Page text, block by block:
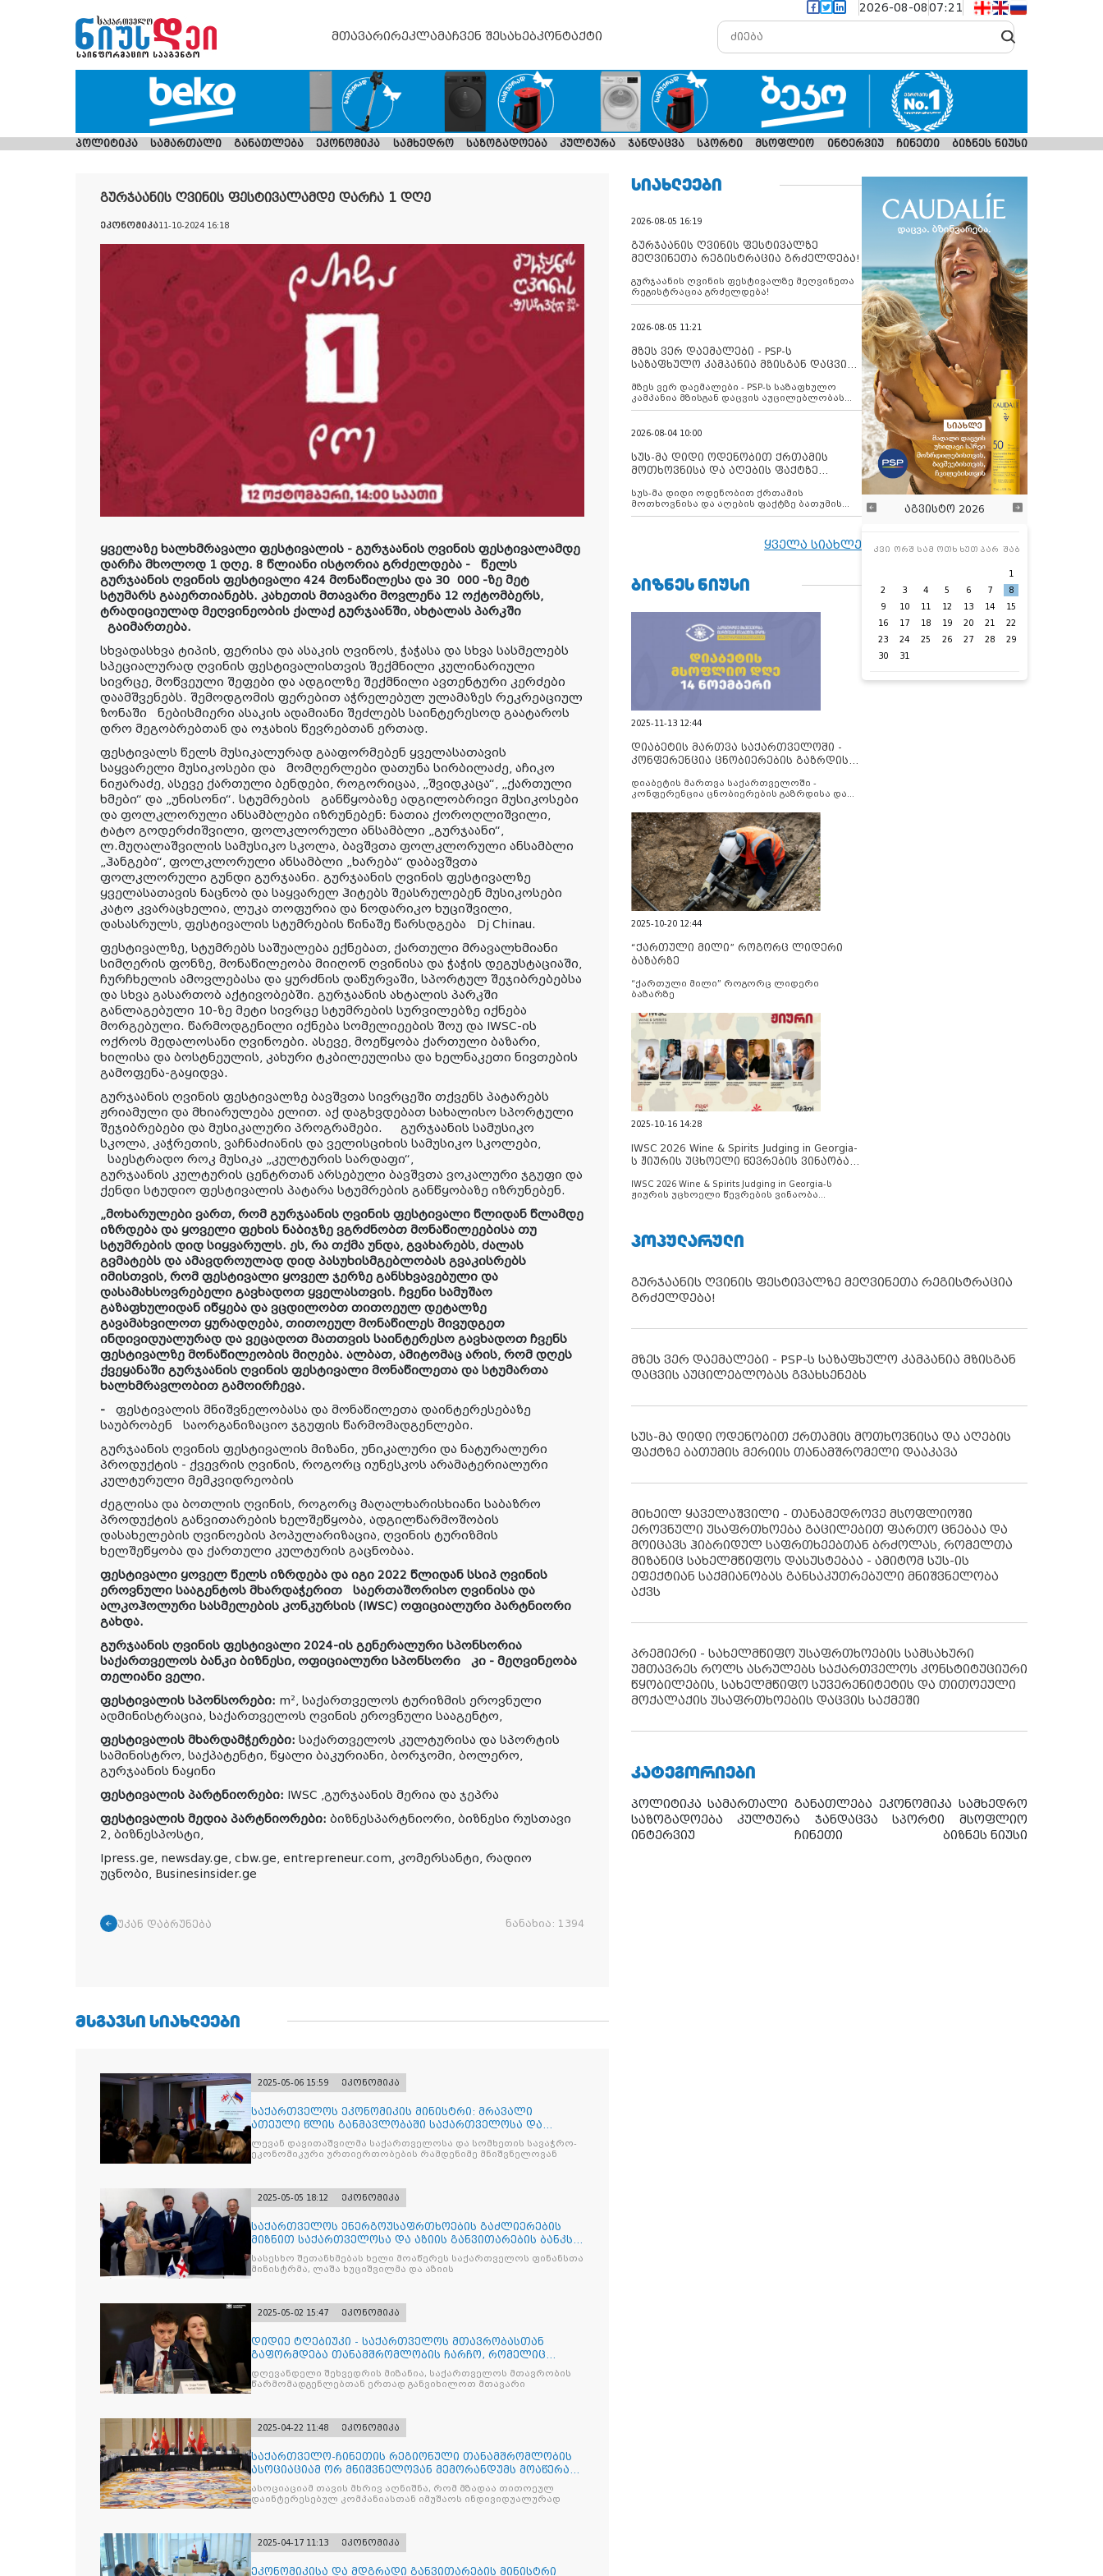
2026-08-0807:21
მთავარირეკლამაჩვენ შესახებკონტაქტი
პოლიტიკა სამართალი განათლება ეკონომიკა სამხედრო საზოგადოება კულტურა ჯანდაცვა სპორტი მსოფლიო ინტერვიუ ჩინეთი ბიზნეს ნიუსი
გურჯაანის ღვინის ფესტივალამდე დარჩა 1 დღე
ეკონომიკა11-10-2024 16:18
ყველაზე ხალხმრავალი ფესტივალის - გურჯაანის ღვინის ფესტივალამდე
დარჩა მხოლოდ 1 დღე. 8 წლიანი ისტორია გრძელდება -
წელს
გურჯაანის ღვინის ფესტივალი 424 მონაწილესა და 30 000 -ზე მეტ
სტუმარს გააერთიანებს. კახეთის მთავარი მოვლენა 12 ოქტომბერს,
ტრადიციულად მეღვინეობის ქალაქ გურჯაანში, ახტალას პარკში
გაიმართება.
სხვადასხვა ტიპის, ფერისა და ასაკის ღვინოს, ჭაჭასა და სხვა სასმელებს
სპეციალურად ღვინის ფესტივალისთვის შექმნილი კულინარიული
სივრცე, მოწვეული შეფები და ადგილზე შექმნილი ავთენტური კერძები
დაამშვენებს. შემოდგომის ფერებით აჭრელებულ ულამაზეს რეკრეაციულ
ზონაში ნებისმიერი ასაკის ადამიანი შეძლებს საინტერესოდ გაატაროს
დრო მეგობრებთან და ოჯახის წევრებთან ერთად.
ფესტივალს წელს მუსიკალურად გააფორმებენ ყველასათავის
საყვარელი მუსიკოსები და მომღერლები დათუნა სირბილაძე, აჩიკო
ნიჟარაძე, ასევე ქართული ბენდები, როგორიცაა, „შვიდკაცა“, „ქართული
ხმები“ და „უნისონი“. სტუმრების განწყობაზე ადგილობრივი მუსიკოსები
და ფოლკლორული ანსამბლები იზრუნებენ: ნათია ქოროღლიშვილი,
ტატო გოდერძიშვილი, ფოლკლორული ანსამბლი „გურჯაანი“,
ლ.მუღალაშვილის სამუსიკო სკოლა, ბავშვთა ფოლკლორული ანსამბლი
„ჰანგები“, ფოლკლორული ანსამბლი „ხარება“ დაბავშვთა
ფოლკლორული გუნდი გურჯაანი. გურჯაანის ღვინის ფესტივალზე
ყველასათავის ნაცნობ და საყვარელ ჰიტებს შეასრულებენ მუსიკოსები
კატო კვარაცხელია, ლუკა თოფურია და ნოდარიკო ხუციშვილი,
დასასრულს, ფესტივალის სტუმრების წინაშე წარსდგება Dj Chinau.
ფესტივალზე, სტუმრებს საშუალება ექნებათ, ქართული მრავალხმიანი
სიმღერის ფონზე, მონაწილეობა მიიღონ ღვინისა და ჭაჭის დეგუსტაციაში,
ჩურჩხელის ამოვლებასა და ყურძნის დაწურვაში, სპორტულ შეჯიბრებებსა
და სხვა გასართობ აქტივობებში. გურჯაანის ახტალის პარკში
განლაგებული 10-ზე მეტი სივრცე სტუმრების სურვილებზე იქნება
მორგებული. წარმოდგენილი იქნება სომელიეების შოუ და IWSC-ის
ოქროს მედალოსანი ღვინოები. ასევე, მოეწყობა ქართული ბაზარი,
ხილისა და ბოსტნეულის, კახური ტკბილეულისა და ხელნაკეთი ნივთების
გამოფენა-გაყიდვა.
გურჯაანის ღვინის ფესტივალზე ბავშვთა სივრცეში თქვენს პატარებს
ჟრიამული და მხიარულება ელით. აქ დაგხვდებათ სახალისო სპორტული
შეჯიბრებები და მუსიკალური პროგრამები.
გურჯაანის სამუსიკო
სკოლა, კაჭრეთის, ვაჩნაძიანის და ველისციხის სამუსიკო სკოლები,
საესტრადო როკ მუსიკა „კულტურის სარდაფი“,
გურჯაანის კულტურის ცენტრთან არსებული ბავშვთა ვოკალური ჯგუფი და
ქენდი სტუდიო ფესტივალის პატარა სტუმრების განწყობაზე იზრუნებენ.
„მოხარულები ვართ, რომ გურჯაანის ღვინის ფესტივალი წლიდან წლამდე
იზრდება და ყოველი ფეხის ნაბიჯზე ვგრძნობთ მონაწილეებისა თუ
სტუმრების დიდ სიყვარულს. ეს, რა თქმა უნდა, გვახარებს, ძალას
გვმატებს და ამავდროულად დიდ პასუხისმგებლობას გვაკისრებს
იმისთვის, რომ ფესტივალი ყოველ ჯერზე განსხვავებული და
დასამახსოვრებელი გავხადოთ ყველასთვის. ჩვენი სამუშაო
გაზაფხულიდან იწყება და ვცდილობთ თითოეულ დეტალზე
გავამახვილოთ ყურადღება, თითოეულ მონაწილეს მივუდგეთ
ინდივიდუალურად და ვეცადოთ მათთვის საინტერესო გავხადოთ ჩვენს
ფესტივალზე მონაწილეობის მიღება. ალბათ, ამიტომაც არის, რომ დღეს
ქვეყანაში გურჯაანის ღვინის ფესტივალი მონაწილეთა და სტუმართა
ხალხმრავლობით გამოირჩევა.
-
ფესტივალის მნიშვნელობასა და მონაწილეთა დაინტერესებაზე
საუბრობენ
საორგანიზაციო ჯგუფის წარმომადგენლები.
გურჯაანის ღვინის ფესტივალის მიზანი, უნიკალური და ნატურალური
პროდუქტის - ქვევრის ღვინის, როგორც იუნესკოს არამატერიალური
კულტურული მემკვიდრეობის
ძეგლისა და ბოთლის ღვინის, როგორც მაღალხარისხიანი საბაზრო
პროდუქტის განვითარების ხელშეწყობა, ადგილწარმოშობის
დასახელების ღვინოების პოპულარიზაცია, ღვინის ტურიზმის
ხელშეწყობა და ქართული კულტურის გაცნობაა.
ფესტივალი ყოველ წელს იზრდება და იგი 2022 წლიდან სსიპ ღვინის
ეროვნული სააგენტოს მხარდაჭერით საერთაშორისო ღვინისა და
ალკოჰოლური სასმელების კონკურსის (IWSC) ოფიციალური პარტნიორი
გახდა.
გურჯაანის ღვინის ფესტივალი 2024-ის გენერალური სპონსორია
საქართველოს ბანკი ბიზნესი, ოფიციალური სპონსორი კი - მეღვინეობა
თელიანი ველი.
ფესტივალის სპონსორები: m², საქართველოს ტურიზმის ეროვნული
ადმინისტრაცია, საქართველოს ღვინის ეროვნული სააგენტო,
ფესტივალის მხარდამჭერები: საქართველოს კულტურისა და სპორტის
სამინისტრო, საქპატენტი, წყალი ბაკურიანი, ბორჯომი, ბოლერო,
გურჯაანის ნაყინი
ფესტივალის პარტნიორები: IWSC ,გურჯაანის მერია და ჯეპრა
ფესტივალის მედია პარტნიორები: ბიზნესპარტნიორი, ბიზნესი რუსთავი
2, ბიზნესპოსტი,
Ipress.ge, newsday.ge, cbw.ge, entrepreneur.com, კომერსანტი, რადიო
უცნობი, Businesinsider.ge
უკან დაბრუნება ნანახია: 1394
ᲛᲡᲒᲐᲕᲡᲘ ᲡᲘᲐᲮᲚᲔᲔᲑᲘ
2025-05-06 15:59 ეკონომიკა
საქართველოს ეკონომიკის მინისტრი: მრავალი
ათეული წლის განმავლობაში საქართველოსა და
სომხეთს შორის მეგო
ლევან დავითაშვილმა საქართველოსა და სომხეთის სავაჭრო-
ეკონომიკური ურთიერთობების რამდენიმე მნიშვნელოვან
2025-05-05 18:12 ეკონომიკა
საქართველოს ენერგოუსაფრთხოების გაძლიერების
მიზნით საქართველოსა და აზიის განვითარების ბანკს
შორის შეთ
სასესხო შეთანხმებას ხელი მოაწერეს საქართველოს ფინანსთა
მინისტრმა, ლაშა ხუციშვილმა და აზიის
2025-05-02 15:47 ეკონომიკა
დიდიე ტღებიუკი - საქართველოს მთავრობასთან
გაფორმდება თანამშრომლობის ჩარჩო, რომელიც
იქნება მნიშვნელოვ
დღევანდელი შეხვედრის მიზანია, საქართველოს მთავრობის
წარმომადგენლებთან ერთად განვიხილოთ მთავარი
2025-04-22 11:48 ეკონომიკა
საქართველო-ჩინეთის რეგიონული თანამშრომლობის
ასოციაციამ ორ მნიშვნელოვან მემორანდუმს მოაწერა
ხელი
ასოციაციამ თავის მხრივ აღნიშნა, რომ მზადაა თითოეულ
დაინტერესებულ კომპანიასთან იმუშაოს ინდივიდუალურად
2025-04-17 11:13 ეკონომიკა
ეკონომიკისა და მდგრადი განვითარების მინისტრი
ᲡᲘᲐᲮᲚᲔᲔᲑᲘ
2026-08-05 16:19
გურჯაანის ღვინის ფესტივალზე
მეღვინეთა რეგისტრაცია გრძელდება!
გურჯაანის ღვინის ფესტივალზე მეღვინეთა
რეგისტრაცია გრძელდება!
2026-08-05 11:21
მზეს ვერ დაემალები - PSP-ს
საზაფხულო კამპანია მზისგან დაცვის
მზეს ვერ დაემალები - PSP-ს საზაფხულო
კამპანია მზისგან დაცვის აუცილებლობას
გვახსენებს
2026-08-04 10:00
სუს-მა დიდი ოდენობით ქრთამის
მოთხოვნისა და აღების ფაქტზე
დააკავა
სუს-მა დიდი ოდენობით ქრთამის
მოთხოვნისა და აღების ფაქტზე ბათუმის
მერიის თანამშრომელი დააკავა
ყველა სიახლე
ᲑᲘᲖᲜᲔᲡ ᲜᲘᲣᲡᲘ
2025-11-13 12:44
დიაბეტის მართვა საქართველოში -
კონფერენცია ცნობიერების გაზრდისა
დიაბეტის მართვა საქართველოში -
კონფერენცია ცნობიერების გაზრდისა და
2025-10-20 12:44
“ქართული მილი” როგორც ლიდერი
ბაზარზე
“ქართული მილი” როგორც ლიდერი
ბაზარზე
2025-10-16 14:28
IWSC 2026 Wine & Spirits Judging in Georgia-
ს ჟიურის უცხოელი წევრების ვინაობა
IWSC 2026 Wine & Spirits Judging in Georgia-ს
ჟიურის უცხოელი წევრების ვინაობა
აგვისტო 2026
კვი ორშ სამ ოთხ ხუთ პარ შაბ
1
2
3 4 5 6 7
8
9
10 11 12 13 14
15
16
17 18 19 20 21
22
23
24 25 26 27 28
29
30
31
ᲞᲝᲞᲣᲚᲐᲠᲣᲚᲘ
გურჯაანის ღვინის ფესტივალზე მეღვინეთა რეგისტრაცია
გრძელდება!
მზეს ვერ დაემალები - PSP-ს საზაფხულო კამპანია მზისგან
დაცვის აუცილებლობას გვახსენებს
სუს-მა დიდი ოდენობით ქრთამის მოთხოვნისა და აღების
ფაქტზე ბათუმის მერიის თანამშრომელი დააკავა
მიხეილ ყაველაშვილი - თანამედროვე მსოფლიოში
ეროვნული უსაფრთხოება გაცილებით ფართო ცნებაა და
მოიცავს ჰიბრიდულ საფრთხეებთან ბრძოლას, რომელთა
მიზანიც სახელმწიფოს დასუსტებაა - ამიტომ სუს-ის
ეფექტიან საქმიანობას განსაკუთრებული მნიშვნელობა
აქვს
პრემიერი - სახელმწიფო უსაფრთხოების სამსახური
უმთავრეს როლს ასრულებს საქართველოს კონსტიტუციური
წყობილების, სახელმწიფო სუვერენიტეტის და თითოეული
მოქალაქის უსაფრთხოების დაცვის საქმეში
ᲙᲐᲢᲔᲒᲝᲠᲘᲔᲑᲘ
პოლიტიკა სამართალი განათლება ეკონომიკა სამხედრო
საზოგადოება
კულტურა ჯანდაცვა სპორტი
მსოფლიო
ინტერვიუ
ჩინეთი ბიზნეს ნიუსი